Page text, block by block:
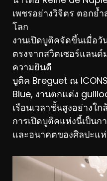
เพชรอย่างวิจิตร ตอกย้
โลก
งานเปิดบูติคจัดขึ้นเมื่อวั
ตรงจากสวิตเซอร์แลน
ความยินดี
บูติค Breguet ณ
Blue, งานตกแต่ง
เรือนเวลาชั้นสูงอย่างใก
การเปิดบูติคแห่งนี้เป็น
และอนาคตของศิลปะแห่